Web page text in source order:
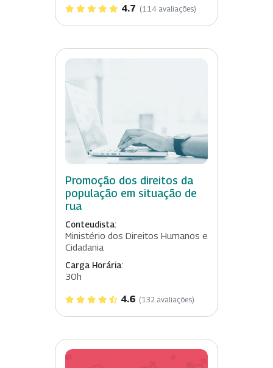
4.7 (114 avaliações)
Promoção dos direitos da
população em situação de
rua
Conteudista:
Ministério dos Direitos Humanos e
Cidadania
Carga Horária:
30h
4.6 (132 avaliações)